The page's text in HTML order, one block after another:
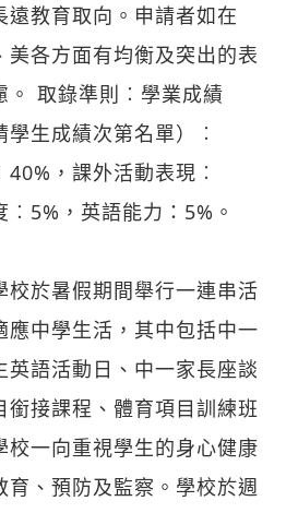
遠教育取向。申請者如在
美各方面有均衡及突出的表
。 取錄準則︰學業成績
學生成績次第名單）︰
，課外活動表現︰
，英語能力：5%。
校於暑假期間舉行一連串活
應中學生活，其中包括中一
英語活動日、中一家長座談
銜接課程、體育項目訓練班
校一向重視學生的身心健康
育、預防及監察。學校於週